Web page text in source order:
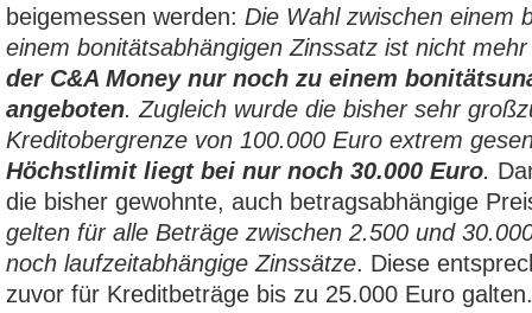
beigemessen werden: Die Wahl zwischen einem
einem bonitätsabhängigen Zinssatz ist nicht
der C&A Money nur noch zu einem
angeboten. Zugleich wurde die bisher sehr
Kreditobergrenze von 100.000 Euro extrem
Höchstlimit liegt bei nur noch 30.000 Euro.
die bisher gewohnte, auch betragsabhängige
gelten für alle Beträge zwischen 2.500 und
noch laufzeitabhängige Zinssätze. Diese
zuvor für Kreditbeträge bis zu 25.000 Euro